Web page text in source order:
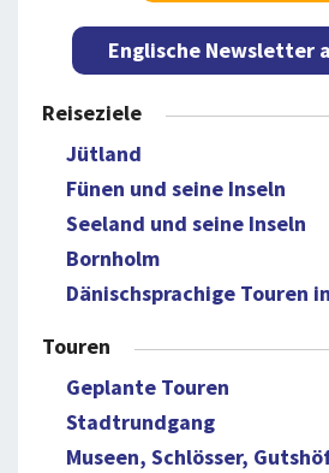
Englische Newsletter
Reiseziele
Jütland
Fünen und seine Inseln
Seeland und seine Inseln
Bornholm
Dänischsprachige Touren
Touren
Geplante Touren
Stadtrundgang
Museen, Schlösser,